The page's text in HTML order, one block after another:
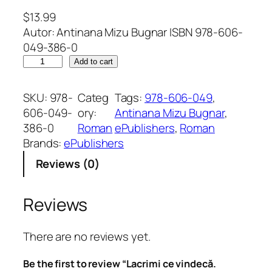
$13.99
Autor: Antinana Mizu Bugnar ISBN 978-606-
049-386-0
c
r
i
m
i
v
i
n
d
e
Add to cart
SKU: 978-
606-049-
386-0
Categ
ory:
Roman
Tags: 978-606-049
Antinana Mizu Bugnar
ePublishers, Roman
Brands:ePublishers
Reviews (0)
Reviews
There are no reviews yet.
Be the first to review “Lacrimi ce vindecă.